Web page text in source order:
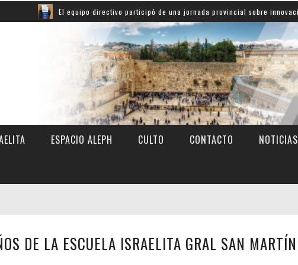
El equipo directivo participó de una jornada provincial sobre innovación educativa
ESPACIO ALEPH CULTO CONTACTO NOTICIAS
DE LA ESCUELA ISRAELITA GRAL SAN MARTÍN